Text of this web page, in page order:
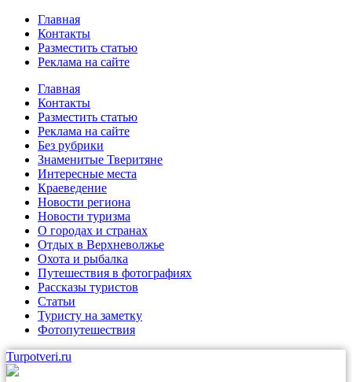
Главная
Контакты
Разместить статью
Реклама на сайте
Главная
Контакты
Разместить статью
Реклама на сайте
Без рубрики
Знаменитые Тверитяне
Интересные места
Краеведение
Новости региона
Новости туризма
О городах и странах
Отдых в Верхневолжье
Охота и рыбалка
Путешествия в фотографиях
Рассказы туристов
Статьи
Туристу на заметку
Фотопутешествия
Turpotveri.ru